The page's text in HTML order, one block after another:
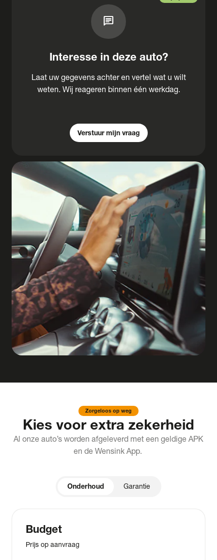
chat
Interesse in deze auto?
Laat uw gegevens achter en vertel wat u wilt
weten. Wij reageren binnen één werkdag.
Verstuur mijn vraag
Zorgeloos op weg
Kies voor extra zekerheid
Al onze auto’s worden afgeleverd met een geldige APK
en de Wensink App.
Onderhoud Garantie
Budget
Prijs op aanvraag